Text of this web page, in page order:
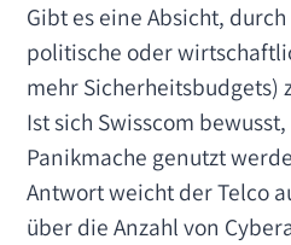
Gibt es eine Absicht,
politische oder
mehr Sicherheitsbudgets)
Ist sich Swisscom
Panikmache genutzt
Antwort weicht der Telco
über die Anzahl von